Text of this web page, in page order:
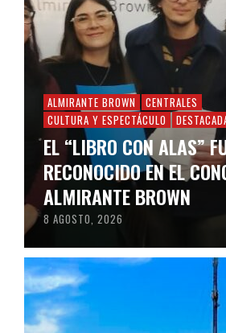
ALMIRANTE BROWN
CENTRALES
CULTURA Y ESPECTÁCULO
EL “LIBRO CON ALAS”
RECONOCIDO EN EL
ALMIRANTE BROWN
8 AGOSTO, 2026